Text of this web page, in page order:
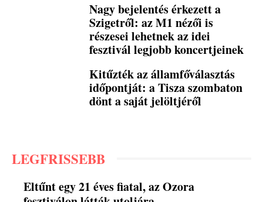
Nagy bejelentés érkezett a
Szigetről: az M1 nézői is
részesei lehetnek az idei
fesztivál legjobb koncertjeinek
Kitűzték az államfőválasztás
időpontját: a Tisza szombaton
dönt a saját jelöltjéről
LEGFRISSEBB
Eltűnt egy 21 éves fiatal, az Ozora